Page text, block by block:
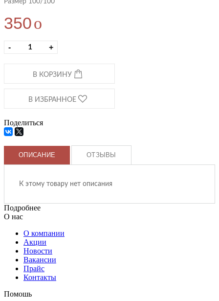
Размер 100/100
350o
- +
В КОРЗИНУ
В ИЗБРАННОЕ
Поделиться
ОПИСАНИЕ ОТЗЫВЫ
К этому товару нет описания
Подробнее
О нас
О компании
Акции
Новости
Вакансии
Прайс
Контакты
Помошь